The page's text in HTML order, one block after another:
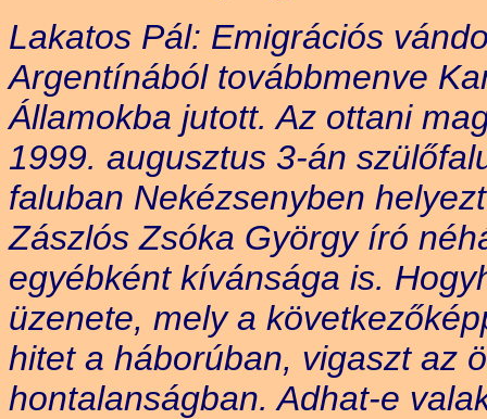
Lakatos Pál: Emigrációs
Argentínából továbbmenve
Államokba jutott. Az ottani
1999. augusztus 3-án
faluban Nekézsenyben
Zászlós Zsóka György író
egyébként kívánsága is.
üzenete, mely a
hitet a háborúban, vigaszt az
hontalanságban. Adhat-e